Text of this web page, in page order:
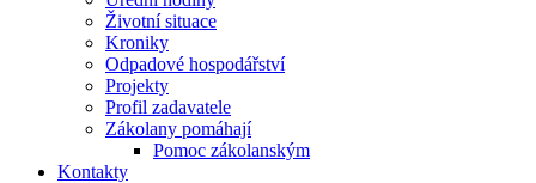
Životní situace
Kroniky
Odpadové hospodářství
Projekty
Profil zadavatele
Zákolany pomáhají
Pomoc zákolanským
Kontakty